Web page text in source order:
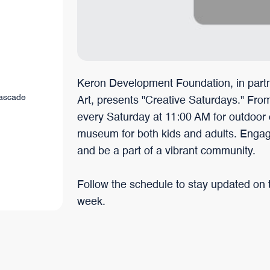
Keron Development Foundation, in
Art, presents "Creative Saturdays."
every Saturday at 11:00 AM for
museum for both kids and adults.
and be a part of a vibrant community.
Follow the schedule to stay updated
week.